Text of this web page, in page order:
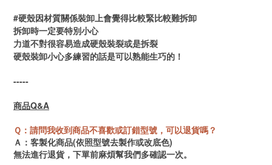
#硬殼因材質關係裝卸上會覺得比較緊比較難拆卸
拆卸時一定要特別小心
力道不對很容易造成硬殼裝裂或是拆裂
硬殼裝卸小心多練習的話是可以熟能生巧的！
-----
商品Q&A
Ｑ：請問我收到商品不喜歡或訂錯型號，可以退貨嗎？
Ａ：客製化商品(依照型號去製作或改底色)
無法進行退貨， 下單前麻煩幫我們多確認一次。